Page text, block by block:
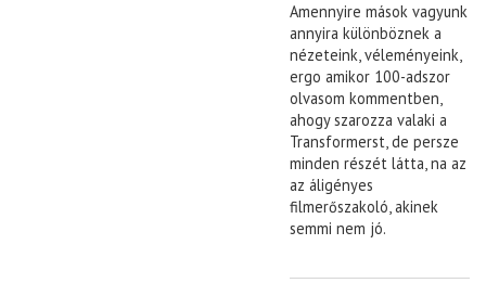
Amennyire mások vagyunk
annyira különböznek a
nézeteink, véleményeink,
ergo amikor 100-adszor
olvasom kommentben,
ahogy szarozza valaki a
Transformerst, de persze
minden részét látta, na az
az áligényes
filmerőszakoló, akinek
semmi nem jó.